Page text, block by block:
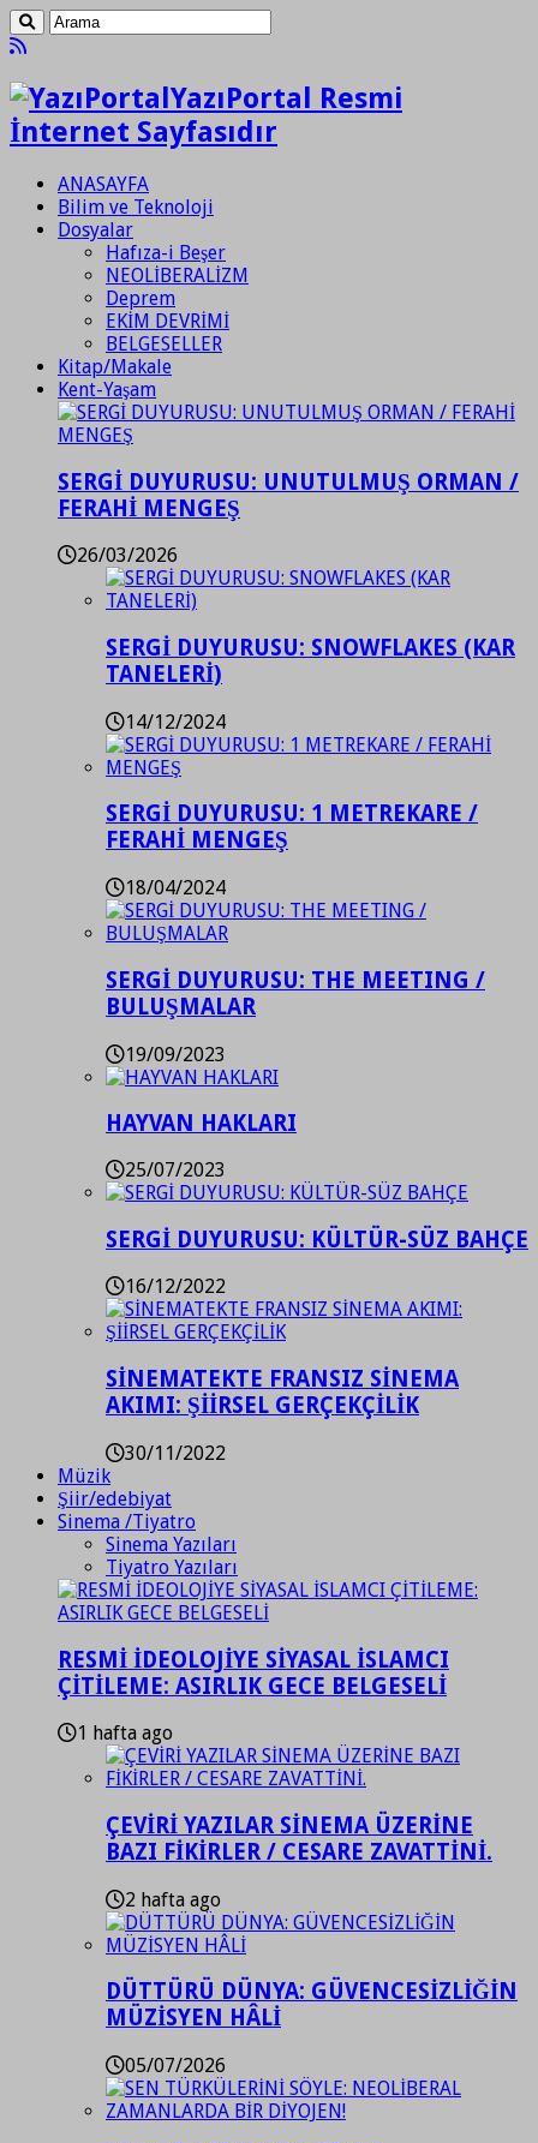
YazıPortal Resmi
İnternet Sayfasıdır
ANASAYFA
Bilim ve Teknoloji
Dosyalar
Hafıza-i Beşer
NEOLİBERALİZM
Deprem
EKİM DEVRİMİ
BELGESELLER
Kitap/Makale
Kent-Yaşam
SERGİ DUYURUSU: UNUTULMUŞ ORMAN /
FERAHİ MENGEŞ
26/03/2026
SERGİ DUYURUSU: SNOWFLAKES (KAR
TANELERİ)
14/12/2024
SERGİ DUYURUSU: 1 METREKARE /
FERAHİ MENGEŞ
18/04/2024
SERGİ DUYURUSU: THE MEETING /
BULUŞMALAR
19/09/2023
HAYVAN HAKLARI
25/07/2023
SERGİ DUYURUSU: KÜLTÜR-SÜZ BAHÇE
16/12/2022
SİNEMATEKTE FRANSIZ SİNEMA
AKIMI: ŞİİRSEL GERÇEKÇİLİK
30/11/2022
Müzik
Şiir/edebiyat
Sinema /Tiyatro
Sinema Yazıları
Tiyatro Yazıları
RESMİ İDEOLOJİYE SİYASAL İSLAMCI
ÇİTİLEME: ASIRLIK GECE BELGESELİ
1 hafta ago
ÇEVİRİ YAZILAR SİNEMA ÜZERİNE
BAZI FİKİRLER / CESARE ZAVATTİNİ.
2 hafta ago
DÜTTÜRÜ DÜNYA: GÜVENCESİZLİĞİN
MÜZİSYEN HÂLİ
05/07/2026